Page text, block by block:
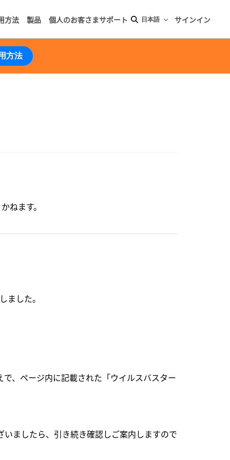
方法 製品 個人のお客さまサポート 日本語 サインイン
方法
ねます。
ました。
、ページ内に記載された「ウイルスバスター
ましたら、引き続き確認しご案内しますので